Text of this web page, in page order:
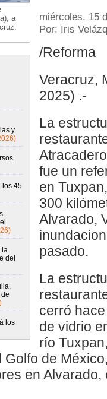
a
y
los 45
la
del
los
miércoles, 15
Por: Iris
/Reforma
Veracruz,
2025) .-
La
fue un
en
300
Alvarado,
pasado.
La
cerró
de vidrio
río
de
en Alvarado,